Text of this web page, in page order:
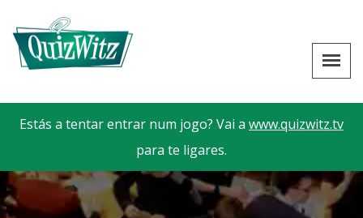
Estás a tentar entrar num jogo? Vai a www.quizwitz.tv
para te ligares.